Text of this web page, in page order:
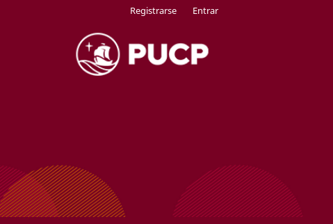
Registrarse Entrar